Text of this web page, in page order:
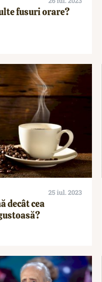
fusuri orare?
25 iul. 2023
decât cea